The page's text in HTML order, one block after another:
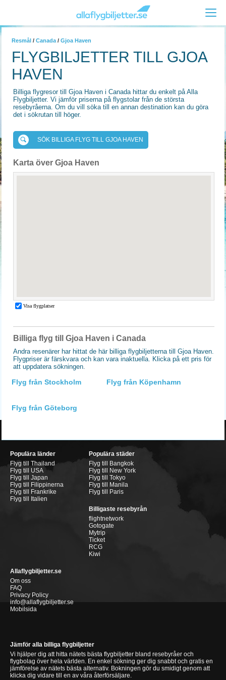
Resmål / Canada / Gjoa Haven
FLYGBILJETTER TILL GJOA
HAVEN
Billiga flygresor till Gjoa Haven i Canada hittar du enkelt på Alla
Flygbiljetter. Vi jämför priserna på flygstolar från de största
resebyråerna. Om du vill söka till en annan destination kan du göra
det i sökrutan till höger.
SÖK BILLIGA FLYG TILL GJOA HAVEN
Karta över Gjoa Haven
Billiga flyg till Gjoa Haven i Canada
Andra resenärer har hittat de här billiga flygbiljetterna till Gjoa Haven.
Flygpriser är färskvara och kan vara inaktuella. Klicka på ett pris för
att uppdatera sökningen.
Flyg från Stockholm Flyg från Köpenhamn
Flyg från Göteborg
Populära länder
Flyg till Thailand
Flyg till USA
Flyg till Japan
Flyg till Filippinerna
Flyg till Frankrike
Flyg till Italien
Populära städer
Flyg till Bangkok
Flyg till New York
Flyg till Tokyo
Flyg till Manila
Flyg till Paris
Billigaste resebyrån
flightnetwork
Gotogate
Mytrip
Ticket
RCG
Kiwi
Allaflygbiljetter.se
Om oss
FAQ
Privacy Policy
info@allaflygbiljetter.se
Mobilsida
Jämför alla billiga flygbiljetter
Vi hjälper dig att hitta nätets bästa flygbiljetter bland resebyråer och
flygbolag över hela världen. En enkel sökning ger dig snabbt och gratis en
jämförelse av nätets bästa alternativ. Bokningen gör du smidigt genom att
klicka dig vidare till en av våra återförsäljare.